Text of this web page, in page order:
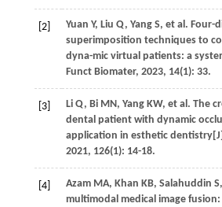
[2] Yuan Y, Liu Q, Yang S, et al. Four-
superimposition techniques to
dyna-mic virtual patients: a
Funct Biomater, 2023, 14(1): 33.
[3] Li Q, Bi MN, Yang KW, et al. The
dental patient with dynamic
application in esthetic
2021, 126(1): 14-18.
[4] Azam MA, Khan KB, Salahuddin S,
multimodal medical image